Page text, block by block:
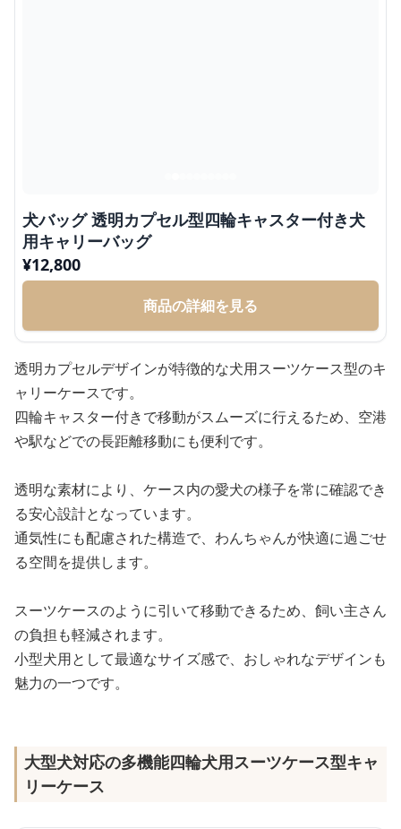
犬バッグ 透明カプセル型四輪キャスター付き犬
用キャリーバッグ
¥12,800
商品の詳細を見る
透明カプセルデザインが特徴的な犬用スーツケース型のキ
ャリーケースです。
四輪キャスター付きで移動がスムーズに行えるため、空港
や駅などでの長距離移動にも便利です。
透明な素材により、ケース内の愛犬の様子を常に確認でき
る安心設計となっています。
通気性にも配慮された構造で、わんちゃんが快適に過ごせ
る空間を提供します。
スーツケースのように引いて移動できるため、飼い主さん
の負担も軽減されます。
小型犬用として最適なサイズ感で、おしゃれなデザインも
魅力の一つです。
大型犬対応の多機能四輪犬用スーツケース型キャ
リーケース